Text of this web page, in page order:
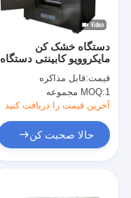
دستگاه خشک کن
مایکروویو کابینتی دستگاه
کن
قیمت:قابل مذاکره
MOQ:1 مجموعه
آخرین قیمت را دریافت کنید
حالا صحبت کن